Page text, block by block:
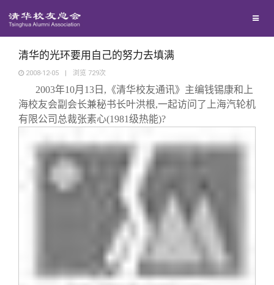
西南联大校友会
义工计划
新媒体平台
青春风采
校友文苑
校友讲坛
终身学习
信息化服务
校友总会
总会简介
关闭
清华的光环要用自己的努力去填满
2008-12-05 | 浏览 729次
2003年10月 13 日 , 《清华校友通讯》主编钱锡康和上
海校友会副会长兼秘书长叶洪根,一起访问了上海汽轮机
有限公司总裁张素心(1981级热能)?